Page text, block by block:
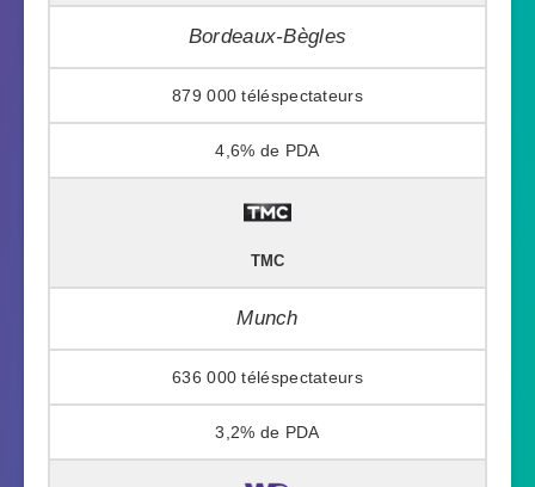
Bordeaux-Bègles
879 000
4,6%
TMC
Munch
636 000
3,2%